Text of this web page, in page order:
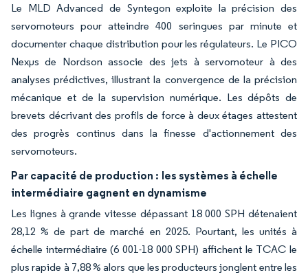
Le MLD Advanced de Syntegon exploite la précision des
servomoteurs pour atteindre 400 seringues par minute et
documenter chaque distribution pour les régulateurs. Le PICO
Nexμs de Nordson associe des jets à servomoteur à des
analyses prédictives, illustrant la convergence de la précision
mécanique et de la supervision numérique. Les dépôts de
brevets décrivant des profils de force à deux étages attestent
des progrès continus dans la finesse d'actionnement des
servomoteurs.
Par capacité de production : les systèmes à échelle
intermédiaire gagnent en dynamisme
Les lignes à grande vitesse dépassant 18 000 SPH détenaient
28,12 % de part de marché en 2025. Pourtant, les unités à
échelle intermédiaire (6 001-18 000 SPH) affichent le TCAC le
plus rapide à 7,88 % alors que les producteurs jonglent entre les